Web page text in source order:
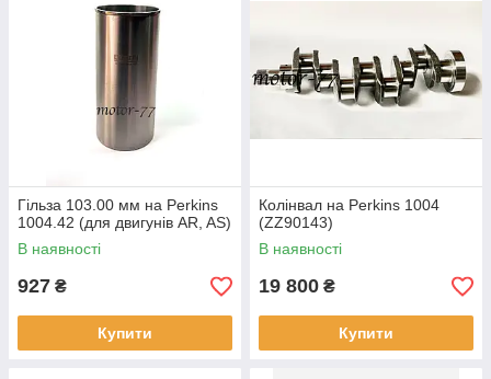
Гільза 103.00 мм на Perkins
1004.42 (для двигунів AR, AS)
В наявності
927 ₴
Купити
Колінвал на Perkins 1004
(ZZ90143)
В наявності
19 800 ₴
Купити